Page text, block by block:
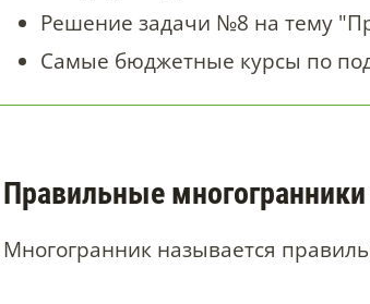
Решение задачи №8 на тему
Самые бюджетные курсы по
Правильные
Многогранник называется